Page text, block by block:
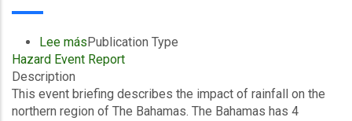
Lee mássobre
Event
-
Covered
Publication Type
Hazard Event Report
Description
This event briefing describes the impact of rainfall on the
northern region of The Bahamas. The Bahamas has 4